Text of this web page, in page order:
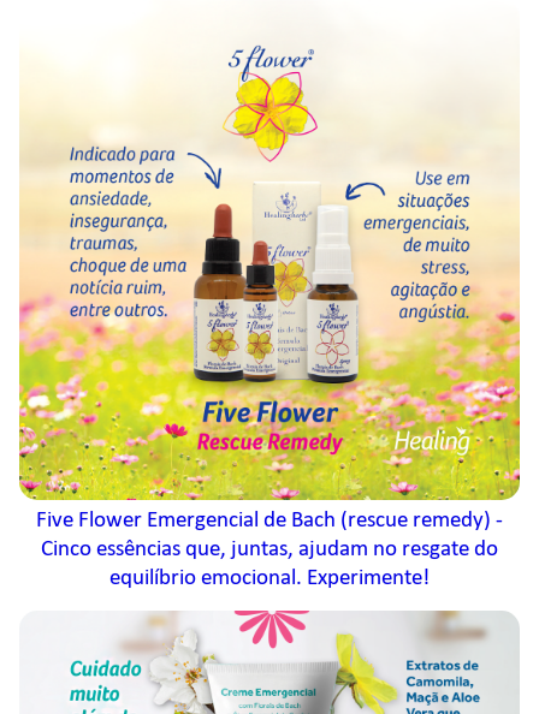
Five Flower Emergencial de Bach (rescue remedy) -
Cinco essências que, juntas, ajudam no resgate do
equilíbrio emocional. Experimente!